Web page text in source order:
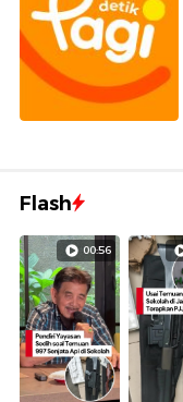
Flash
00:56